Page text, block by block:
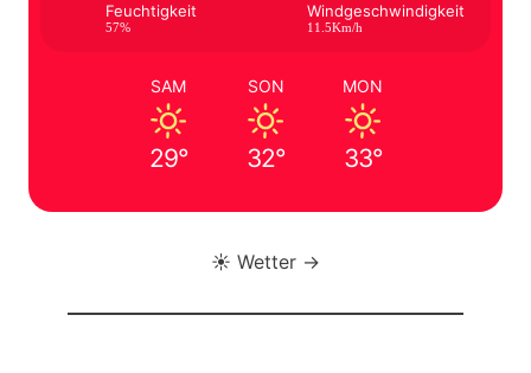
Feuchtigkeit
57%
Windgeschwindigkeit
11.5Km/h
SAM
29°
SON
32°
MON
33°
☀️ Wetter →